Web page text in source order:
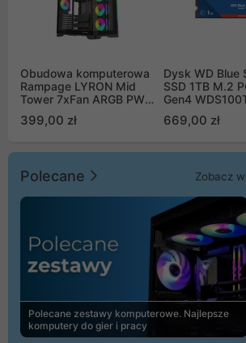
Obudowa komputerowa
Rampage LYRON Mid
Tower 7xFan ARGB PWM
399,00 zł
Dysk WD Blue
SSD 1TB M.2
Gen4
669,00 zł
Polecane Zobacz
Polecane zestawy komputerowe. Najlepsze
komputery do gier i pracy